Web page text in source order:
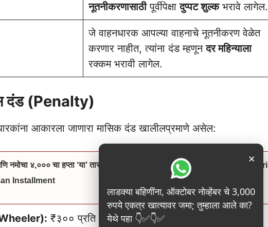
नूतनीकरणासाठीपूर्वीपेक्षादुप्पट शुल्कभरावे लागेल.
जे वाहनधारक आपल्या वाहनाचे नूतनीकरण वेळेत
करणार नाहीत, त्यांना दंड म्हणूनदर महिन्याला
रक्कम भरावी लागेल.
दंड (Penalty)
आकारला जाणारा मासिक दंड खालीलप्रमाणे असेल:
नमोचा ४,००० चा हप्ता ‘या’ तारखेला जमा होणार? तुमचं नाव चेक करा Namo Shetkari
Installment
₹३०० प्रति महिना
×
लाडक्या बहिणींना, ऑक्टोबर नोव्हेंबर चे 3,000
रुपये एकत्र खात्यावर जमा; तुम्हाला आले का?
येथे पहा 👇✅👇✅